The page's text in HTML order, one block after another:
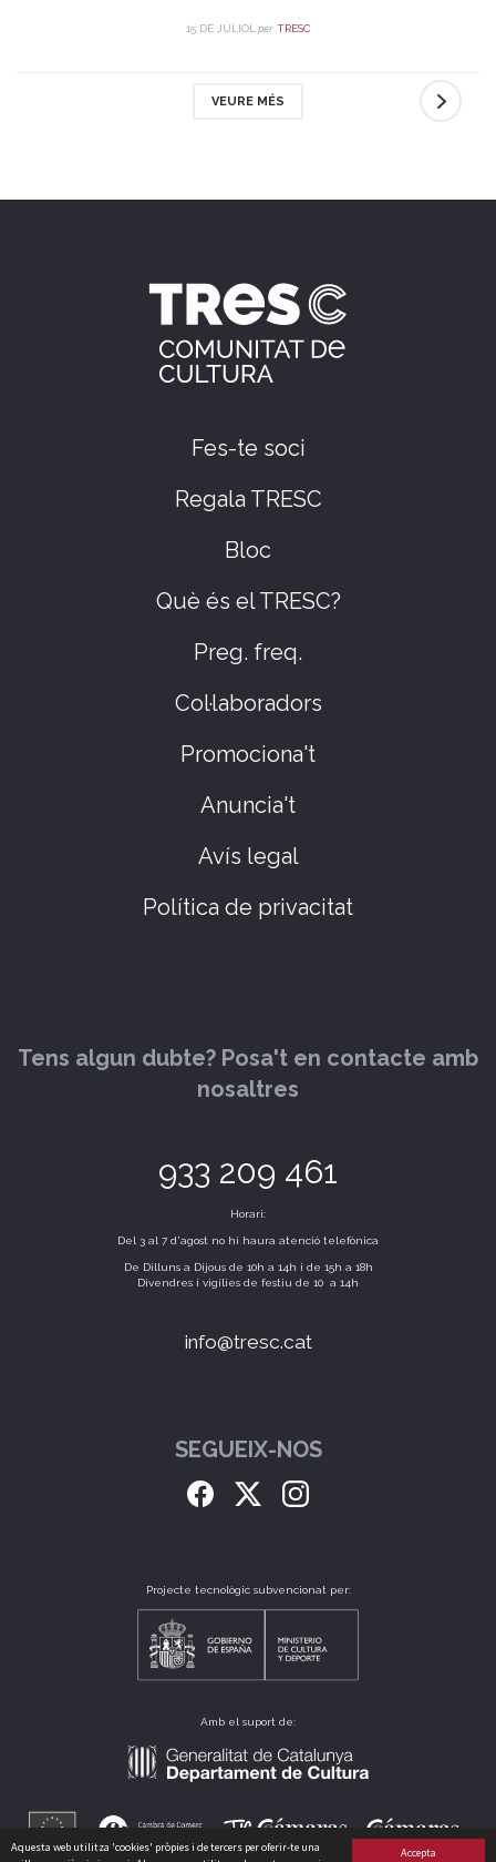
Accepta
Aquesta web utilitza 'cookies' pròpies i de tercers per oferir-te una
15 DE JULIOL per TRESC
VEURE MÉS
Fes-te soci
Regala TRESC
Bloc
Què és el TRESC?
Preg. freq.
Col·laboradors
Promociona't
Anuncia't
Avís legal
Política de privacitat
Tens algun dubte? Posa't en contacte amb
nosaltres
933 209 461
Horari:
Del 3 al 7 d'agost no hi haura atenció telefònica
De Dilluns a Dijous de 10h a 14h i de 15h a 18h
Divendres i vigílies de festiu de 10 a 14h
info@tresc.cat
SEGUEIX-NOS
Projecte tecnològic subvencionat per:
Amb el suport de: